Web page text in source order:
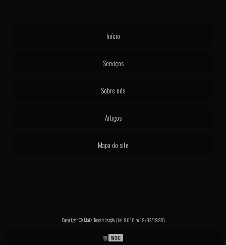
Início
Serviços
Sobre nós
Artigos
Mapa do site
Copyright © Mais Terceirização. (Lei 9610 de 19/02/1998)
W3C